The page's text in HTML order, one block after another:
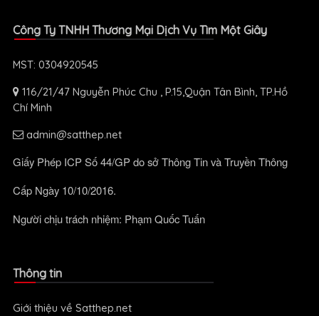
Công Ty TNHH Thương Mại Dịch Vụ Tìm Một Giây
MST: 0304920545
116/21/47 Nguyễn Phúc Chu , P.15,Quận Tân Bình, TP.Hồ
Chí Minh
admin@satthep.net
Giấy Phép ICP Số 44/GP do sở Thông Tin và Truyền Thông
Cấp Ngày 10/10/2016.
Người chịu trách nhiệm: Phạm Quốc Tuấn
Thông tin
Giới thiệu về Satthep.net